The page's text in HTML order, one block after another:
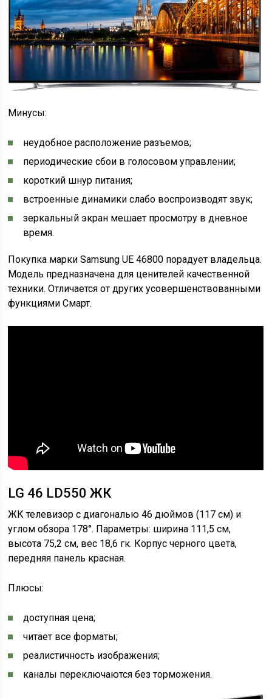
Минусы:
неудобное расположение разъемов;
периодические сбои в голосовом управлении;
короткий шнур питания;
встроенные динамики слабо воспроизводят звук;
зеркальный экран мешает просмотру в дневное
время.
Покупка марки Samsung UE 46800 порадует владельца.
Модель предназначена для ценителей качественной
техники. Отличается от других усовершенствованными
функциями Смарт.
LG 46 LD550 ЖК
ЖК телевизор с диагональю 46 дюймов (117 см) и
углом обзора 178°. Параметры: ширина 111,5 см,
высота 75,2 см, вес 18,6 гк. Корпус черного цвета,
передняя панель красная.
Плюсы:
доступная цена;
читает все форматы;
реалистичность изображения;
каналы переключаются без торможения.